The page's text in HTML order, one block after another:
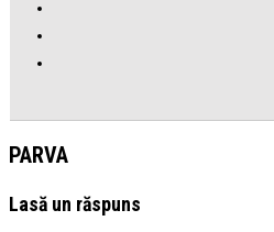
PARVA
Lasă un răspuns